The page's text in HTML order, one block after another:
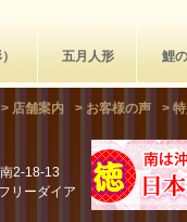
五月人形 鯉
> 店舗案内 > お客様の声 >
2-18-13
ーダイア